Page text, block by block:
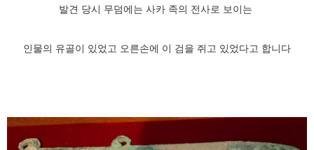
발견 당시 무덤에는 사카 족의 전사로 보이는
인물의 유골이 있었고 오른손에 이 검을 쥐고 있었다고 합니다